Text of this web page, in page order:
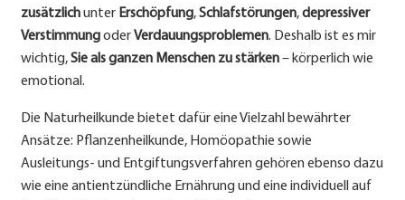
zusätzlichunter Erschöpfung,Schlafstörungen,depressiver
VerstimmungoderVerdauungsproblemen. Deshalb ist es mir
wichtig,Sie als ganzen Menschen zu stärken– körperlich wie
emotional.
Die Naturheilkunde bietet dafür eine Vielzahl bewährter
Ansätze: Pflanzenheilkunde, Homöopathie sowie
Ausleitungs- und Entgiftungsverfahren gehören ebenso dazu
wie eine antientzündliche Ernährung und eine individuell auf